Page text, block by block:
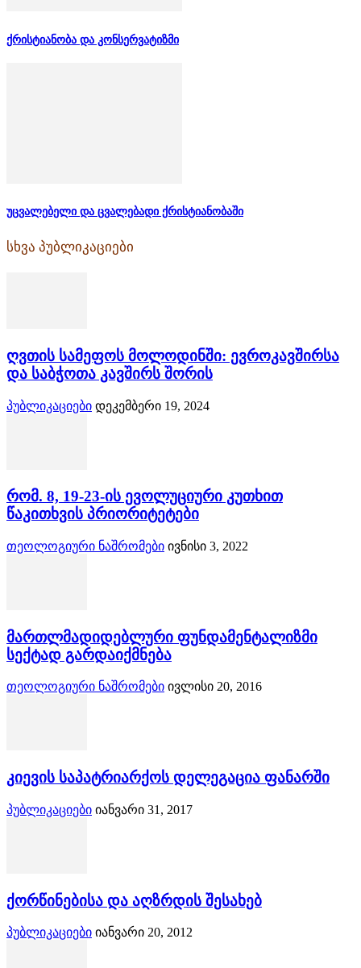
ქრისტიანობა და კონსერვატიზმი
უცვალებელი და ცვალებადი ქრისტიანობაში
სხვა პუბლიკაციები
ღვთის სამეფოს მოლოდინში: ევროკავშირსა
და საბჭოთა კავშირს შორის
პუბლიკაციები დეკემბერი 19, 2024
რომ. 8, 19-23-ის ევოლუციური კუთხით
წაკითხვის პრიორიტეტები
თეოლოგიური ნაშრომები ივნისი 3, 2022
მართლმადიდებლური ფუნდამენტალიზმი
სექტად გარდაიქმნება
თეოლოგიური ნაშრომები ივლისი 20, 2016
კიევის საპატრიარქოს დელეგაცია ფანარში
პუბლიკაციები იანვარი 31, 2017
ქორწინებისა და აღზრდის შესახებ
პუბლიკაციები იანვარი 20, 2012